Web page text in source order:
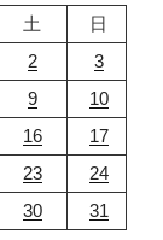
土
日
2
3
9
10
16
17
23
24
30
31